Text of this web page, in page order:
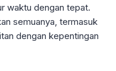
waktu dengan tepat.
semuanya, termasuk
dengan kepentingan